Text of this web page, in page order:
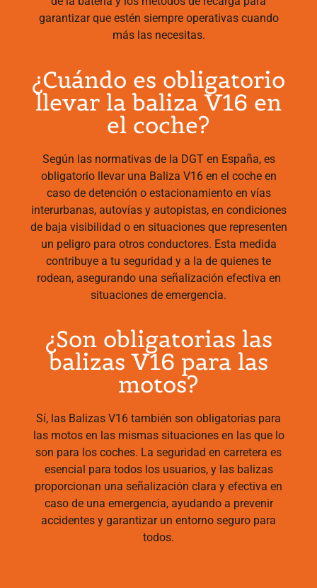
garantizar que estén siempre operativas cuando
más las necesitas.
¿Cuándo es obligatorio
llevar la baliza V16 en
el coche?
Según las normativas de la DGT en España, es
obligatorio llevar una Baliza V16 en el coche en
caso de detención o estacionamiento en vías
interurbanas, autovías y autopistas, en condiciones
de baja visibilidad o en situaciones que representen
un peligro para otros conductores. Esta medida
contribuye a tu seguridad y a la de quienes te
rodean, asegurando una señalización efectiva en
situaciones de emergencia.
¿Son obligatorias las
balizas V16 para las
motos?
Sí, las Balizas V16 también son obligatorias para
las motos en las mismas situaciones en las que lo
son para los coches. La seguridad en carretera es
esencial para todos los usuarios, y las balizas
proporcionan una señalización clara y efectiva en
caso de una emergencia, ayudando a prevenir
accidentes y garantizar un entorno seguro para
todos.